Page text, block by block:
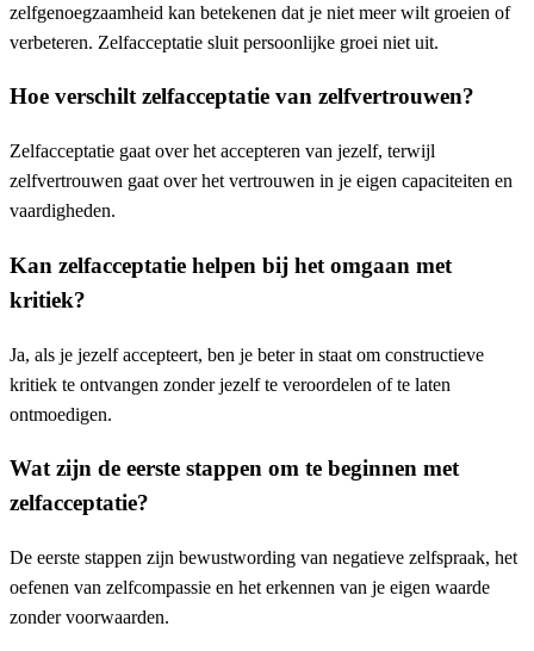
zelfgenoegzaamheid kan betekenen dat je niet meer wilt groeien of
verbeteren. Zelfacceptatie sluit persoonlijke groei niet uit.
Hoe verschilt zelfacceptatie van zelfvertrouwen?
Zelfacceptatie gaat over het accepteren van jezelf, terwijl
zelfvertrouwen gaat over het vertrouwen in je eigen capaciteiten en
vaardigheden.
Kan zelfacceptatie helpen bij het omgaan met
kritiek?
Ja, als je jezelf accepteert, ben je beter in staat om constructieve
kritiek te ontvangen zonder jezelf te veroordelen of te laten
ontmoedigen.
Wat zijn de eerste stappen om te beginnen met
zelfacceptatie?
De eerste stappen zijn bewustwording van negatieve zelfspraak, het
oefenen van zelfcompassie en het erkennen van je eigen waarde
zonder voorwaarden.